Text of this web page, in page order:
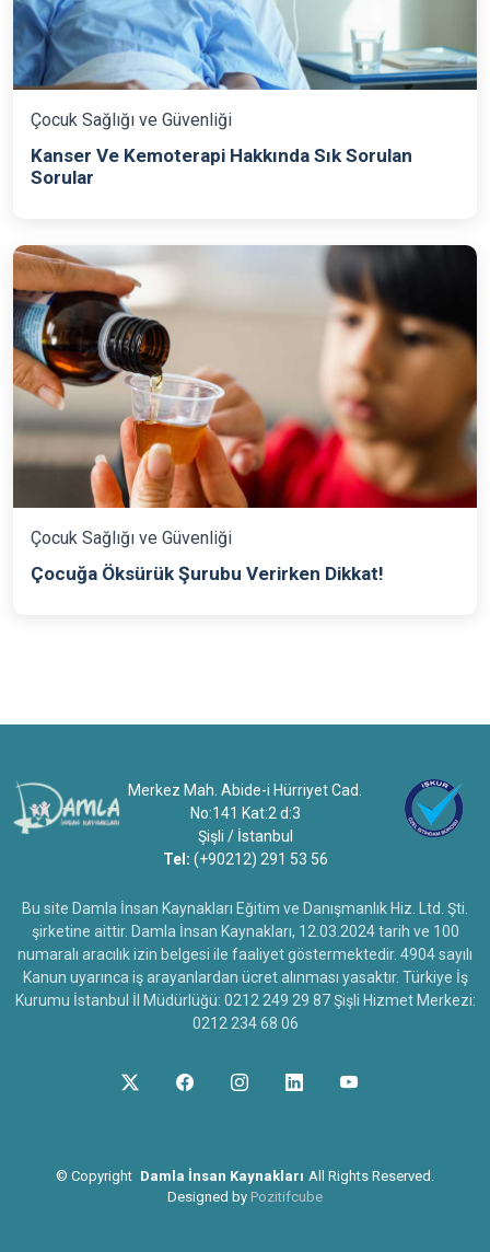
Çocuk Sağlığı ve Güvenliği
Kanser Ve Kemoterapi Hakkında Sık Sorulan
Sorular
Çocuk Sağlığı ve Güvenliği
Çocuğa Öksürük Şurubu Verirken Dikkat!
Merkez Mah. Abide-i Hürriyet Cad.
No:141 Kat:2 d:3
Şişli / İstanbul
Tel: (+90212) 291 53 56
Bu site Damla İnsan Kaynakları Eğitim ve Danışmanlık Hiz. Ltd. Şti.
şirketine aittir. Damla İnsan Kaynakları, 12.03.2024 tarih ve 100
numaralı aracılık izin belgesi ile faaliyet göstermektedir. 4904 sayılı
Kanun uyarınca iş arayanlardan ücret alınması yasaktır. Türkiye İş
Kurumu İstanbul İl Müdürlüğü: 0212 249 29 87 Şişli Hizmet Merkezi:
0212 234 68 06
© Copyright Damla İnsan Kaynakları All Rights Reserved.
Designed by Pozitifcube